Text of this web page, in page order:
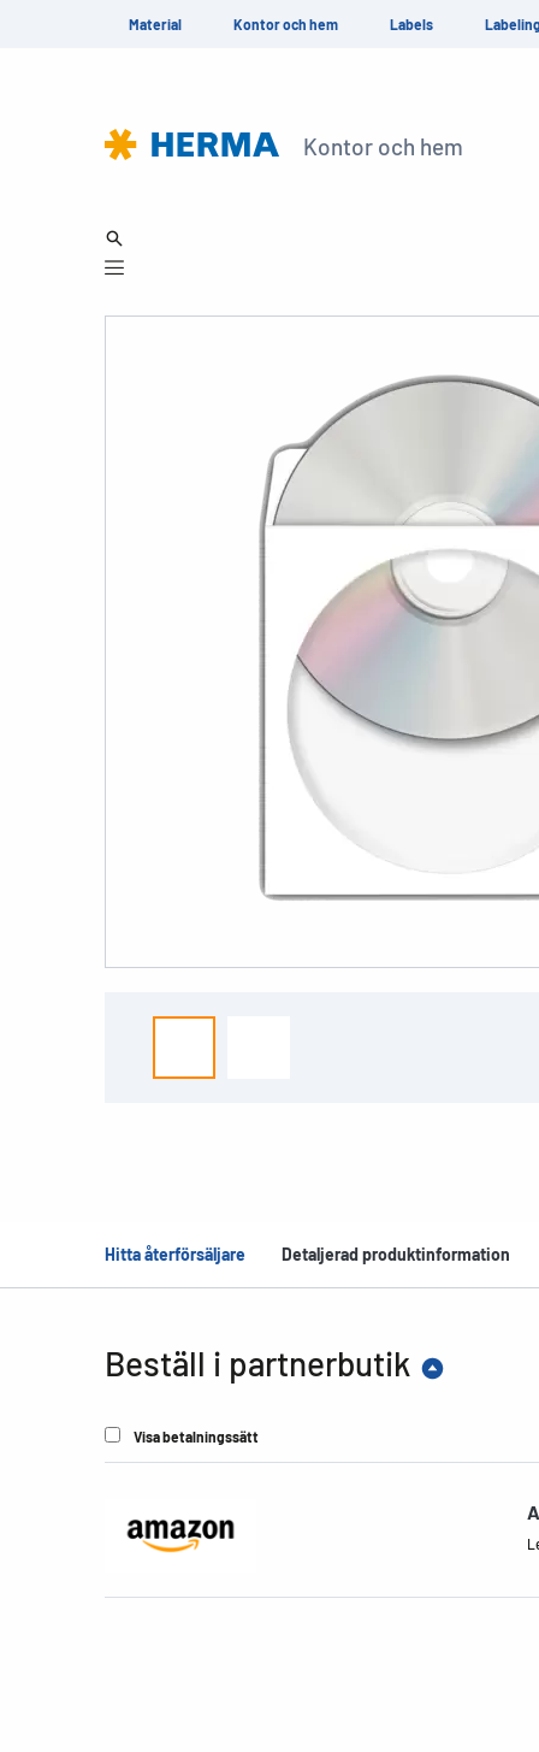
Material Kontor och hem Labels
Kontor och hem
Hitta återförsäljare Detaljerad produktinformation
Beställ i partnerbutik
Visa betalningssätt